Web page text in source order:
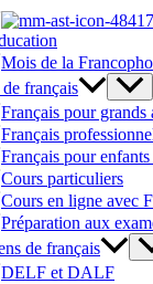
Mois de la
français
Français pour grands
Français
Français pour
Cours particuliers
Cours en ligne avec
Préparation aux
de français
DELF et DALF